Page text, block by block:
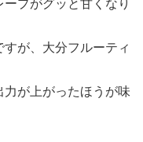
プがグッと甘くなり
が、大分フルーティ
が上がったほうが味